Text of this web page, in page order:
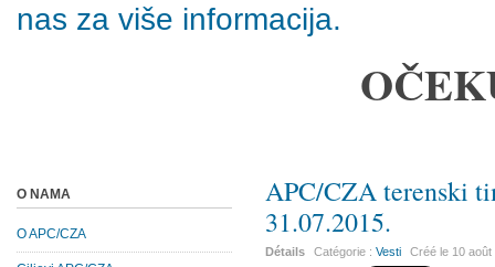
nas za više informacija.
APC/CZA terenski
31.07.2015.
Détails Catégorie :Vesti Créé le 10 août
O NAMA
O APC/CZA